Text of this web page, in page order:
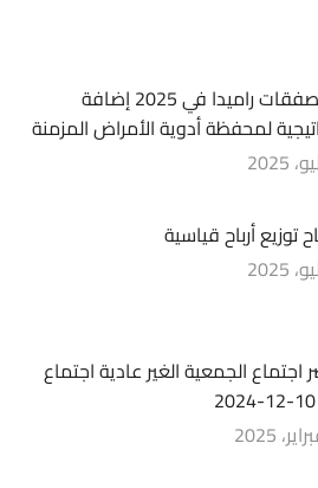
أول صفقات راميدا في 2025 إضافة
لمحفظة أدوية الأمراض المزمنة
توزيع أرباح قياسية
الجمعية الغير عادية اجتماع